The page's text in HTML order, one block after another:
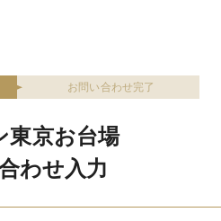
お問い合わせ完了
東京お台場
わせ入力